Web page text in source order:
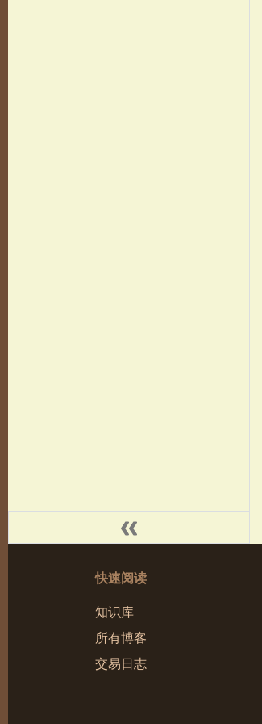
快速阅读
知识库
所有博客
交易日志